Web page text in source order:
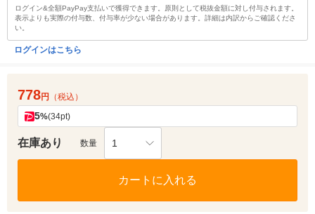
ログイン&全額PayPay支払いで獲得できます。原則として税抜金額に対し付与されます。
表示よりも実際の付与数、付与率が少ない場合があります。詳細は内訳からご確認くださ
い。
ログインはこちら
778円 （税込）
5%(34pt)
在庫あり 数量 1
カートに入れる